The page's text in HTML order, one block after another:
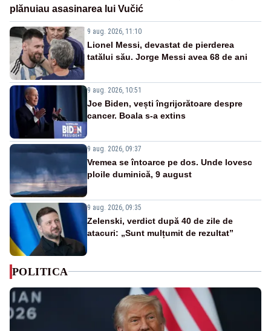
plănuiau asasinarea lui Vučić
9 aug. 2026, 11:10
Lionel Messi, devastat de pierderea
tatălui său. Jorge Messi avea 68 de ani
9 aug. 2026, 10:51
Joe Biden, vești îngrijorătoare despre
cancer. Boala s-a extins
9 aug. 2026, 09:37
Vremea se întoarce pe dos. Unde lovesc
ploile duminică, 9 august
9 aug. 2026, 09:35
Zelenski, verdict după 40 de zile de
atacuri: „Sunt mulțumit de rezultat”
POLITICA